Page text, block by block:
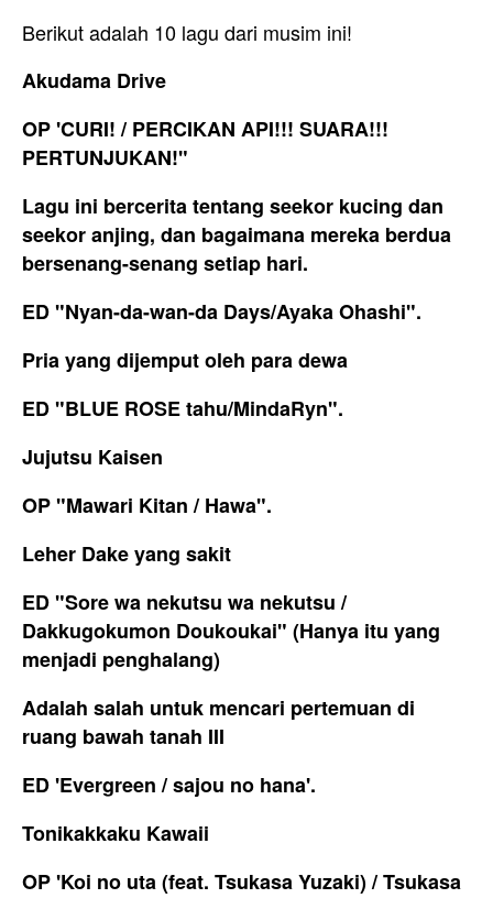
Berikut adalah 10 lagu dari musim ini!
Akudama Drive
OP 'CURI! / PERCIKAN API!!! SUARA!!!
PERTUNJUKAN!"
Lagu ini bercerita tentang seekor kucing dan
seekor anjing, dan bagaimana mereka berdua
bersenang-senang setiap hari.
ED "Nyan-da-wan-da Days/Ayaka Ohashi".
Pria yang dijemput oleh para dewa
ED "BLUE ROSE tahu/MindaRyn".
Jujutsu Kaisen
OP "Mawari Kitan / Hawa".
Leher Dake yang sakit
ED "Sore wa nekutsu wa nekutsu /
Dakkugokumon Doukoukai" (Hanya itu yang
menjadi penghalang)
Adalah salah untuk mencari pertemuan di
ruang bawah tanah III
ED 'Evergreen / sajou no hana'.
Tonikakkaku Kawaii
OP 'Koi no uta (feat. Tsukasa Yuzaki) / Tsukasa